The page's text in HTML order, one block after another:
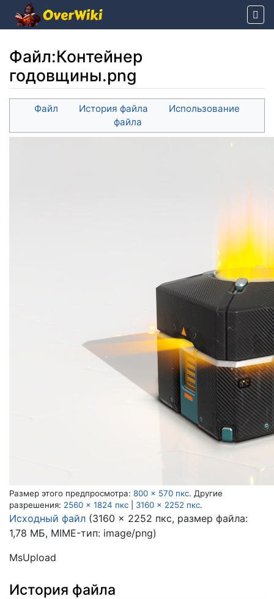
Файл:Контейнер
годовщины.png
Перейти к: навигация, поиск
Файл История файла
Использование
файла
Размер этого предпросмотра: 800 × 570 пкс. Другие
разрешения: 2560 × 1824 пкс 3160 × 2252 пкс.
Исходный файл (3160 × 2252 пкс, размер файла:
1,78 МБ, MIME-тип: image/png)
MsUpload
История файла